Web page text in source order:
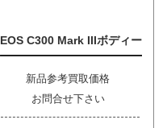
EOS C300 Mark IIIボディー
新品参考買取価格
お問合せ下さい